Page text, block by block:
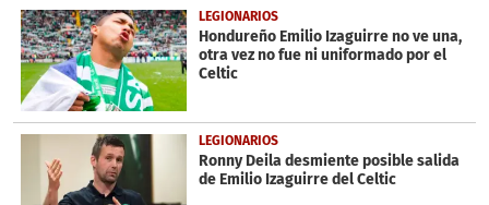
21
seconds
LEGIONARIOS
Hondureño Emilio Izaguirre no ve una,
otra vez no fue ni uniformado por el
Celtic
LEGIONARIOS
Ronny Deila desmiente posible salida
de Emilio Izaguirre del Celtic